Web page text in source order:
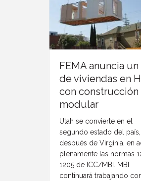
FEMA anuncia
de viviendas en
con construcción
modular
Utah se convierte en el
segundo estado del país,
después de Virginia, en
plenamente las normas
1205 de ICC/MBI. MBI
continuará trabajando